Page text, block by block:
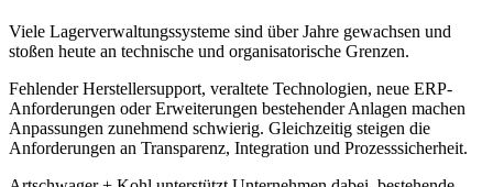
Viele Lagerverwaltungssysteme sind über Jahre gewachsen und
stoßen heute an technische und organisatorische Grenzen.
Fehlender Herstellersupport, veraltete Technologien, neue ERP-
Anforderungen oder Erweiterungen bestehender Anlagen machen
Anpassungen zunehmend schwierig. Gleichzeitig steigen die
Anforderungen an Transparenz, Integration und Prozesssicherheit.